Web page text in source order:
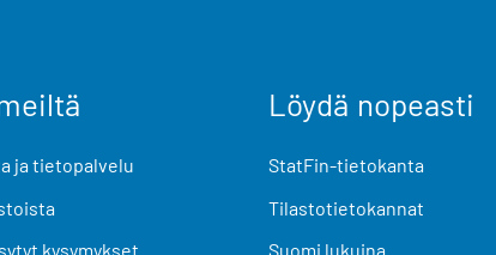
ja tietopalvelu
kysymykset
Löydä nopeasti
StatFin-tietokanta
Tilastotietokannat
Suomi lukuina